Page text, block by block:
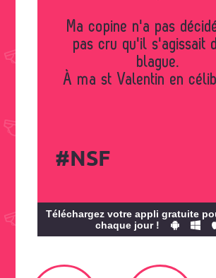
Ma copine n'a pas
pas cru qu'il s'agissait
blague.
À ma st Valentin en
#NSF
Téléchargez votre appli gratuite
chaque jour !